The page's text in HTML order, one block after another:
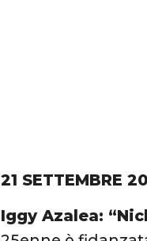
21 SETTEMBRE
Iggy Azalea: